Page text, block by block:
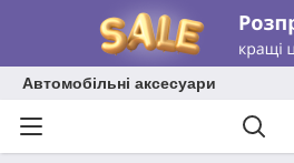
Автомобільні аксесуари